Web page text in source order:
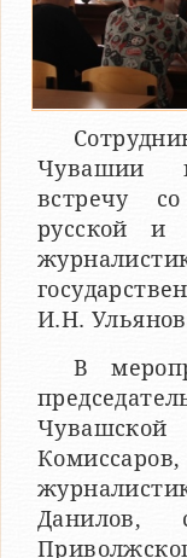
Чувашии
встречу
русской и
И.Н.
В
Данилов,